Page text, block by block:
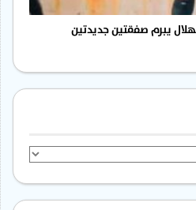
يبرم صفقتين جديدتين